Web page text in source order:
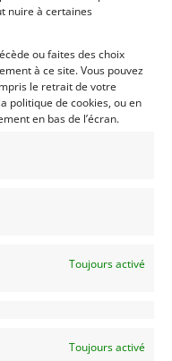
nuire à certaines
ou faites des choix
à ce site. Vous pouvez
le retrait de votre
politique de cookies, ou en
en bas de l’écran.
Toujours activé
Toujours activé
PSD